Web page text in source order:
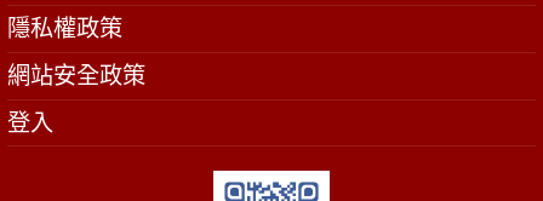
隱私權政策
網站安全政策
登入